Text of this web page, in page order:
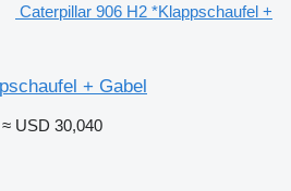
Caterpillar 906 H2 *Klappschaufel +
+ Gabel
≈ USD 30,040